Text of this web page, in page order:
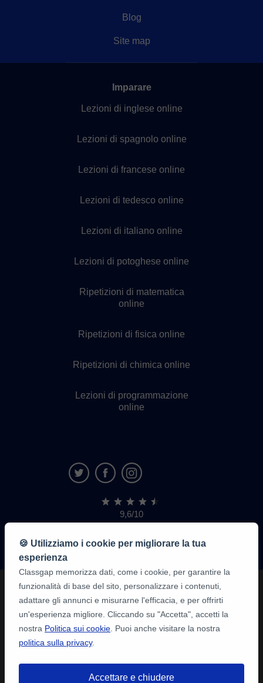
Blog
Site map
Imparare
Lezioni di inglese online
Lezioni di spagnolo online
Lezioni di francese online
Lezioni di tedesco online
Lezioni di italiano online
Lezioni di potoghese online
Ripetizioni di matematica
online
Ripetizioni di fisica online
Ripetizioni di chimica online
Lezioni di programmazione
online
9,6/10
1.339.284
recensioni
di
alunni
🍪 Utilizziamo i cookie per migliorare la tua
esperienza
Classgap memorizza dati, come i cookie, per garantire la
funzionalità di base del sito, personalizzare i contenuti,
adattare gli annunci e misurarne l'efficacia, e per offrirti
un'esperienza migliore. Cliccando su "Accetta", accetti la
nostra Politica sui cookie . Puoi anche visitare la nostra
politica sulla privacy.
Accettare e chiudere